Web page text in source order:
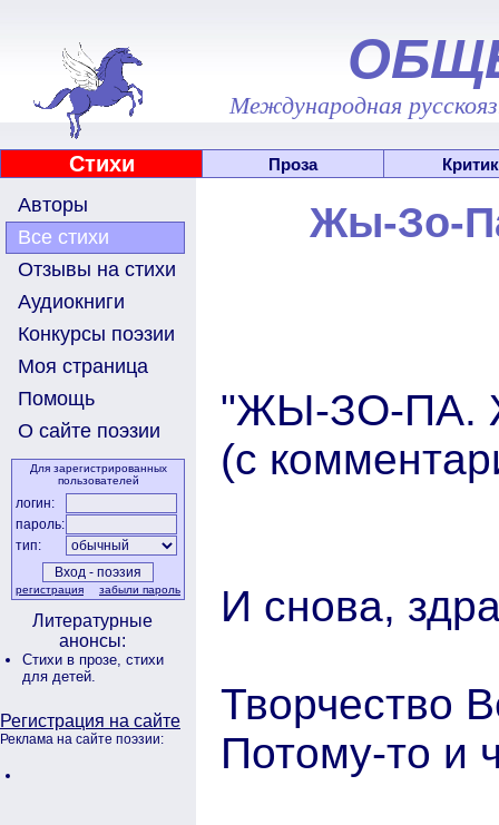
Международная
Стихи Проза
Авторы
Все стихи
Отзывы на стихи
Аудиокниги
Конкурсы поэзии
Моя страница
Помощь
О сайте поэзии
Для зарегистрированных
пользователей
логин:
пароль:
тип:
регистрация забыли пароль
Литературные
анонсы:
Стихи в прозе, стихи
для детей.
Регистрация на сайте
Реклама на сайте поэзии:
Жы-Зо-
"ЖЫ-ЗО-ПА.
(с
И снова,
Творчество
Потому-то и